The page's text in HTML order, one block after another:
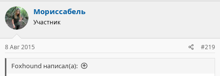
Мориссабель
Участник
8 Авг 2015 #219
Foxhound написал(а):